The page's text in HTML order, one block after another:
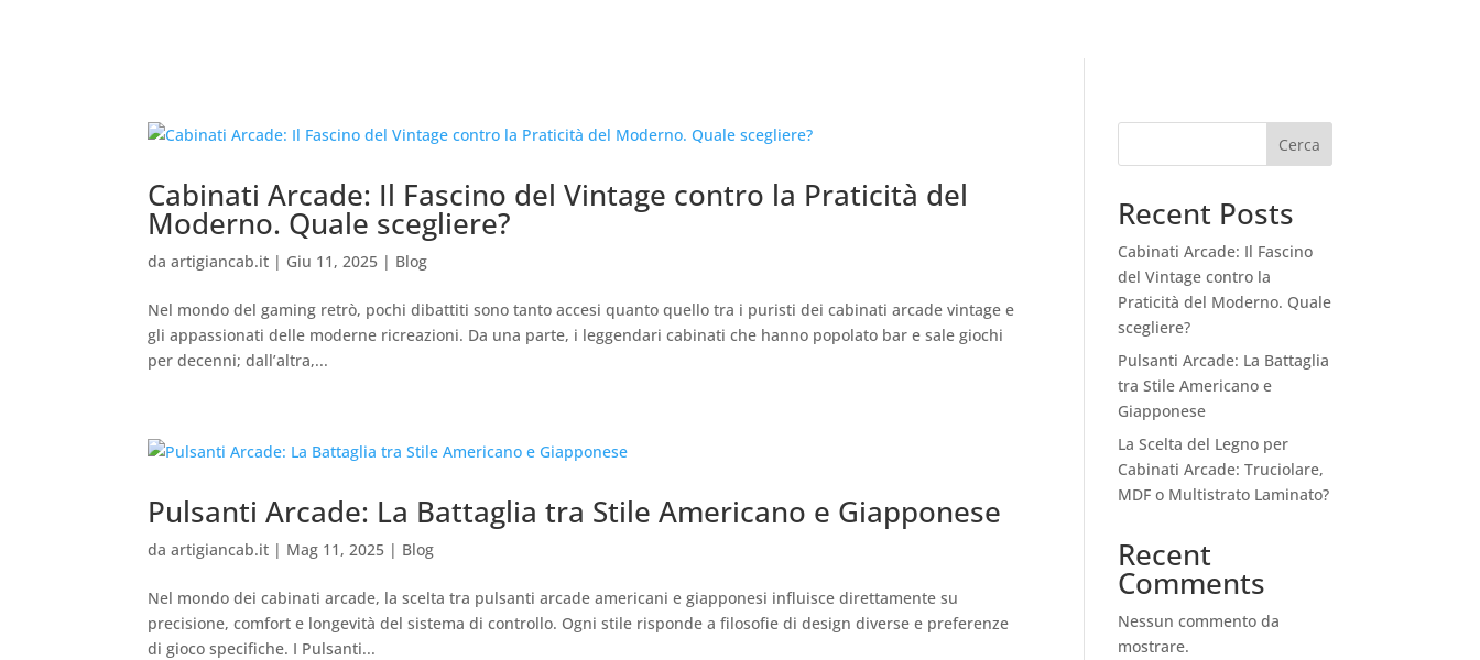
Cabinati Arcade: Il Fascino del Vintage contro la Praticità del
Moderno. Quale scegliere?
daartigiancab.it | Giu 11, 2025 | Blog
Nel mondo del gaming retrò, pochi dibattiti sono tanto accesi quanto quello tra i puristi dei cabinati arcade vintage e
gli appassionati delle moderne ricreazioni. Da una parte, i leggendari cabinati che hanno popolato bar e sale giochi
per decenni; dall’altra,...
Pulsanti Arcade: La Battaglia tra Stile Americano e Giapponese
daartigiancab.it | Mag 11, 2025 | Blog
Nel mondo dei cabinati arcade, la scelta tra pulsanti arcade americani e giapponesi influisce direttamente su
precisione, comfort e longevità del sistema di controllo. Ogni stile risponde a filosofie di design diverse e preferenze
di gioco specifiche. I Pulsanti...
Cerca
Recent Posts
Cabinati Arcade: Il Fascino
del Vintage contro la
Praticità del Moderno. Quale
scegliere?
Pulsanti Arcade: La Battaglia
tra Stile Americano e
Giapponese
La Scelta del Legno per
Cabinati Arcade: Truciolare,
MDF o Multistrato Laminato?
Recent
Comments
Nessun commento da
mostrare.